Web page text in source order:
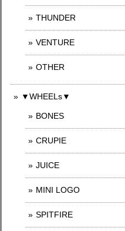
THUNDER
VENTURE
OTHER
▼WHEELs▼
BONES
CRUPIE
JUICE
MINI LOGO
SPITFIRE